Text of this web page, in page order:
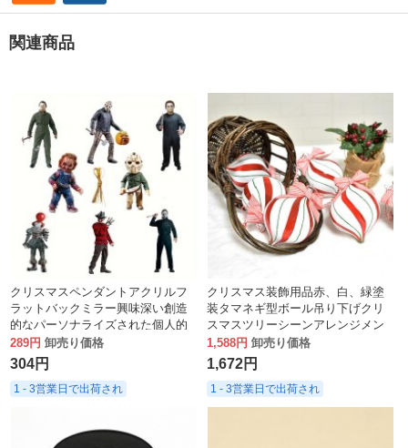
関連商品
クリスマスペンダントアクリルフ
ラットバックミラー興味深い創造
的なパーソナライズされた個人的
な装飾品装飾ショック
289円 卸売り価格
304円
1 - 3営業日で出荷され
クリスマス装飾用品赤、白、緑塗
装タマネギ型ボール吊り下げクリ
スマスツリーシーンアレンジメン
ト吊り下げボールペンダント
1,588円 卸売り価格
1,672円
1 - 3営業日で出荷され